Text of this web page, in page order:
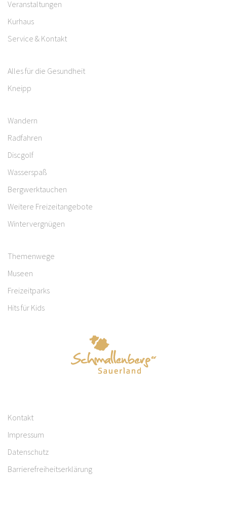
Veranstaltungen
Kurhaus
Service & Kontakt
Alles für die Gesundheit
Kneipp
Wandern
Radfahren
Discgolf
Wasserspaß
Bergwerktauchen
Weitere Freizeitangebote
Wintervergnügen
Themenwege
Museen
Freizeitparks
Hits für Kids
Kontakt
Impressum
Datenschutz
Barrierefreiheitserklärung